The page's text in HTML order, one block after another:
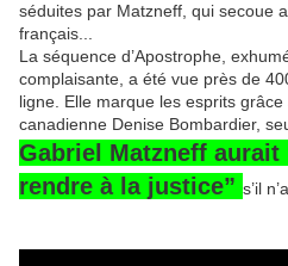
séduites par Matzneff, qui secoue
français...
La séquence d’Apostrophe,
complaisante, a été vue près de
ligne. Elle marque les esprits grâce
canadienne Denise Bombardier,
Gabriel Matzneff aurait
rendre à la justice” s’il